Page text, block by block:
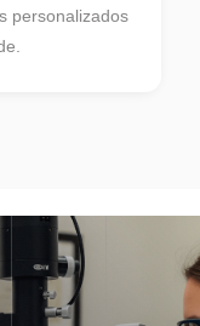
personalizados